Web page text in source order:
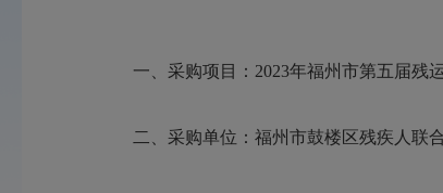
一、采购项目：2023年福州市第五届残
二、采购单位：福州市鼓楼区残疾人联